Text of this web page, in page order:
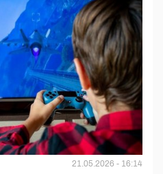
21.05.2026 - 16:14